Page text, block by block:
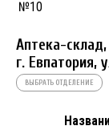
№10
Аптека-
г. Евпатория,
ВЫБРАТЬ ОТДЕЛЕНИЕ